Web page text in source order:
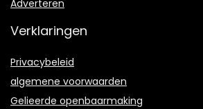
Adverteren
Verklaringen
Privacybeleid
algemene voorwaarden
Gelieerde openbaarmaking